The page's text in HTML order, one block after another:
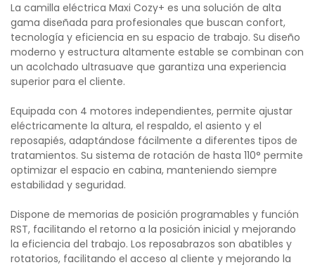
La camilla eléctrica Maxi Cozy+ es una solución de alta
gama diseñada para profesionales que buscan confort,
tecnología y eficiencia en su espacio de trabajo. Su diseño
moderno y estructura altamente estable se combinan con
un acolchado ultrasuave que garantiza una experiencia
superior para el cliente.
Equipada con 4 motores independientes, permite ajustar
eléctricamente la altura, el respaldo, el asiento y el
reposapiés, adaptándose fácilmente a diferentes tipos de
tratamientos. Su sistema de rotación de hasta 110° permite
optimizar el espacio en cabina, manteniendo siempre
estabilidad y seguridad.
Dispone de memorias de posición programables y función
RST, facilitando el retorno a la posición inicial y mejorando
la eficiencia del trabajo. Los reposabrazos son abatibles y
rotatorios, facilitando el acceso al cliente y mejorando la